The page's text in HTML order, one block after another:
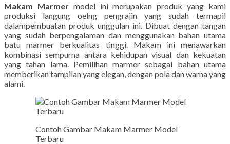
Makam Marmermodel ini merupakan produk yang kami
produksi langung oelng pengrajin yang sudah termapil
dalampembuatan produk unggulan ini. Dibuat dengan tangan
yang sudah berpengalaman dan menggunakan bahan utama
batu marmer berkualitas tinggi. Makam ini menawarkan
kombinasi sempurna antara kehidupan visual dan kekuatan
yang tahan lama. Pemilihan marmer sebagai bahan utama
memberikan tampilan yang elegan, dengan pola dan warna yang
alami.
Contoh Gambar Makam Marmer Model
Terbaru